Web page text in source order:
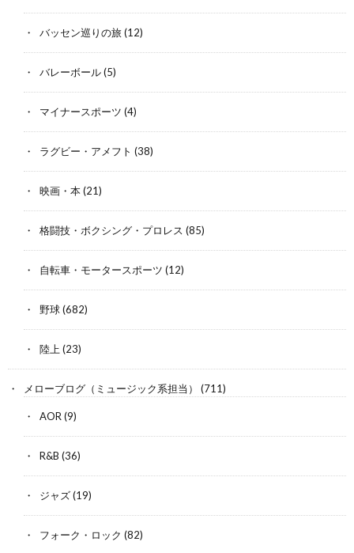
バッセン巡りの旅(12)
バレーボール(5)
マイナースポーツ (4)
ラグビー・アメフト (38)
映画・本(21)
格闘技・ボクシング・プロレス (85)
自転車・モータースポーツ (12)
野球(682)
陸上 (23)
メローブログ（ミュージック系担当） (711)
AOR (9)
R&B (36)
ジャズ(19)
フォーク・ロック (82)